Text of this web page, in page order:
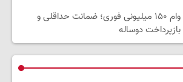
وام ۱۵۰ میلیونی فوری؛ ضمانت حداقلی و
بازپرداخت دوساله